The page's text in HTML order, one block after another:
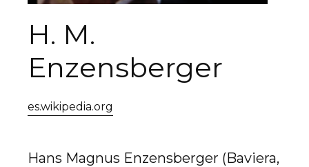
H. M.
Enzensberger
es.wikipedia.org
Hans Magnus Enzensberger (Baviera,